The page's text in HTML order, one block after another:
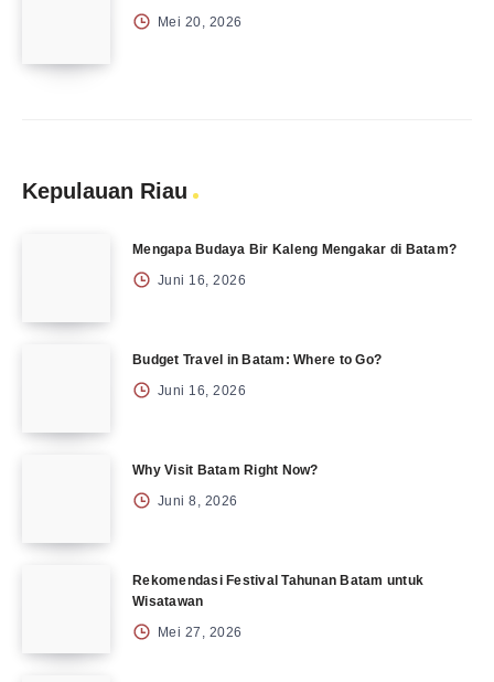
Mei 20, 2026
Kepulauan Riau
Mengapa Budaya Bir Kaleng Mengakar di Batam?
Juni 16, 2026
Budget Travel in Batam: Where to Go?
Juni 16, 2026
Why Visit Batam Right Now?
Juni 8, 2026
Rekomendasi Festival Tahunan Batam untuk
Wisatawan
Mei 27, 2026